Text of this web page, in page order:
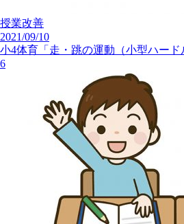
授業改善
2021/09/10
小4体育「走・跳の運動（小型ハー
6